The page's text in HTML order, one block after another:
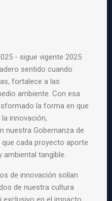
- sigue vigente 2025
sentido cuando
fortalece a las
ambiente. Con esa
la forma en que
innovación,
nuestra Gobernanza de
cada proyecto aporte
tangible.
de innovación solían
de nuestra cultura